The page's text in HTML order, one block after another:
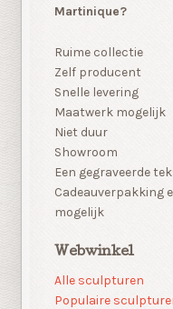
Martinique?
Ruime collectie
Zelf producent
Snelle levering
Maatwerk mogelijk
Niet duur
Showroom
Een gegraveerde
Cadeauverpakking
mogelijk
Webwinkel
Alle sculpturen
Populaire